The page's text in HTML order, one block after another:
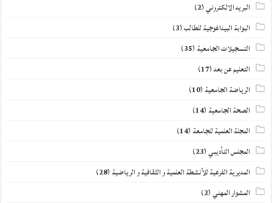
البريد الالكتروني(2)
البوابة البيداغوجية للطالب(3)
التسجيلات الجامعية (35)
التعليم عن بعد(17)
الرياضة الجامعية (10)
الصحة الجامعية (14)
المجلة العلمية للجامعة (14)
المجلس التأديبي(23)
المديرية الفرعية للأنشطة العلمية و الثقافية و الرياضية (28)
المشوار المهني(2)